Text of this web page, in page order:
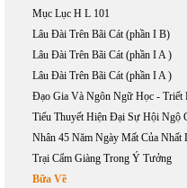
Mục Lục H L 101
Lâu Đài Trên Bãi Cát (phần I B)
Lâu Đài Trên Bãi Cát (phần I A )
Lâu Đài Trên Bãi Cát (phần I A )
Đạo Gia Và Ngôn Ngữ Học - Triết
Nhân 45 Năm Ngày Mất Của
Trại Cẩm Giàng Trong Ý Tưởng
Bữa Về